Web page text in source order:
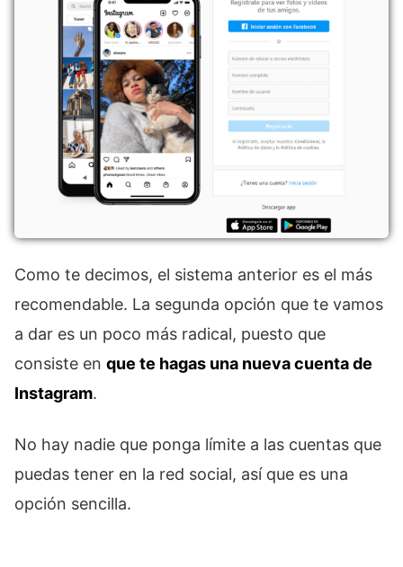
Como te decimos, el sistema anterior es el más
recomendable. La segunda opción que te vamos
a dar es un poco más radical, puesto que
consiste en que te hagas una nueva cuenta de
Instagram.
No hay nadie que ponga límite a las cuentas que
puedas tener en la red social, así que es una
opción sencilla.